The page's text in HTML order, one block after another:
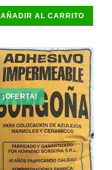
original
era:
$4.443,00.
actual
AÑADIR AL CARRITO
¡OFERTA!